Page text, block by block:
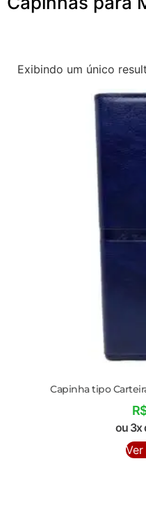
Exibindo um único
Capinha tipo
ou 3x